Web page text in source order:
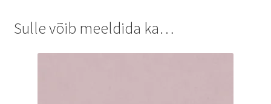
Sulle võib meeldida ka…